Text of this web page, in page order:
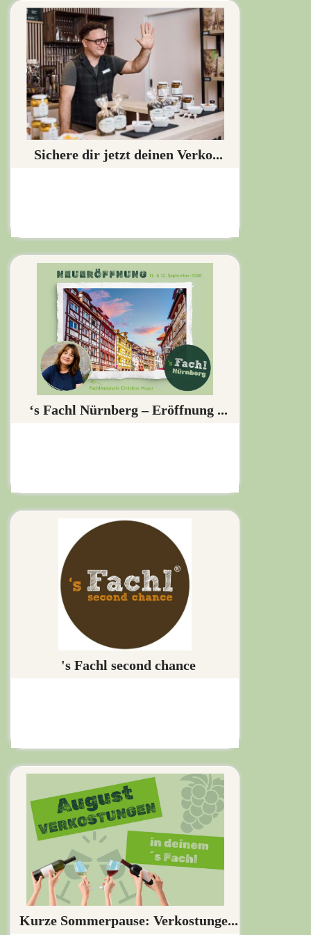
Sichere dir jetzt deinen Verko...
‘s Fachl Nürnberg – Eröffnung ...
's Fachl second chance
Kurze Sommerpause: Verkostunge...